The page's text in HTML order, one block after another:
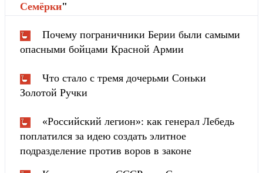
Cемёрки"
Почему пограничники Берии были самыми
опасными бойцами Красной Армии
Что стало с тремя дочерьми Соньки
Золотой Ручки
«Российский легион»: как генерал Лебедь
поплатился за идею создать элитное
подразделение против воров в законе